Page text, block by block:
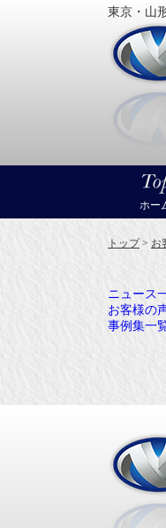
東京・山
ホー
トップ> お
ニュース
お客様の
事例集一